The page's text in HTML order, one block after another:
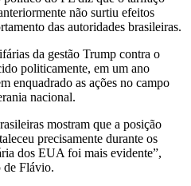
não surtiu efeitos
das autoridades brasileiras.
da gestão Trump contra o
politicamente, em um ano
enquadrado as ações no campo
nacional.
mostram que a posição
precisamente durante os
dos EUA foi mais evidente”,
de Flávio.